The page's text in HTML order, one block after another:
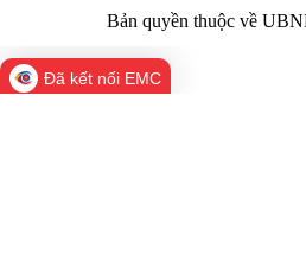
Bản quyền thuộc về
Đã kết nối EMC